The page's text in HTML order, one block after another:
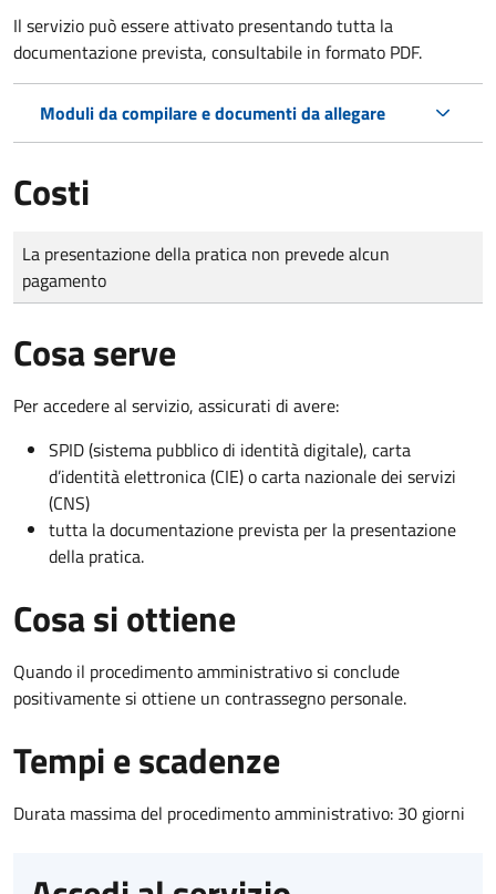
Il servizio può essere attivato presentando tutta la
documentazione prevista, consultabile in formato PDF.
Moduli da compilare e documenti da allegare
Costi
Tipo di pagamento
Importo
La presentazione della pratica non prevede alcun
pagamento
Cosa serve
Per accedere al servizio, assicurati di avere:
SPID (sistema pubblico di identità digitale), carta
d’identità elettronica (CIE) o carta nazionale dei servizi
(CNS)
tutta la documentazione prevista per la presentazione
della pratica.
Cosa si ottiene
Quando il procedimento amministrativo si conclude
positivamente si ottiene un contrassegno personale.
Tempi e scadenze
Durata massima del procedimento amministrativo: 30 giorni